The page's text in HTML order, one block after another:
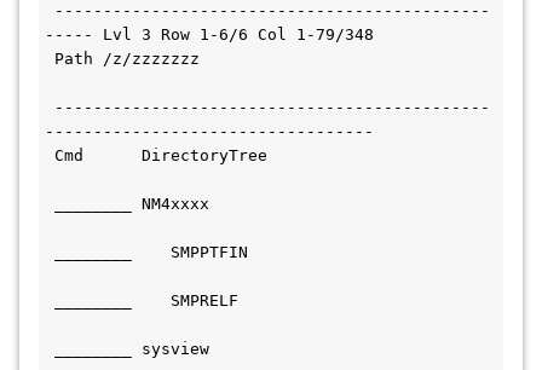
---------------------------------------------
----- Lvl 3 Row 1-6/6 Col 1-79/348
Path /z/zzzzzzz
---------------------------------------------
----------------------------------